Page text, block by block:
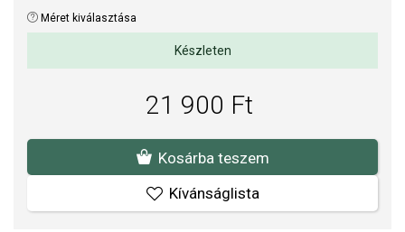
A karkötő ideális kiegészítő a mindennapi viseletre és elegánsabb
A SOFIA a BROSWAY hivatalos forgalmazója. Biztos lehet benne,
hogy eredeti ékszert vásárol, a komplett márkás csomagolásban.
Méret kiválasztása
Készleten
21 900 Ft
Kosárba teszem
Kívánságlista